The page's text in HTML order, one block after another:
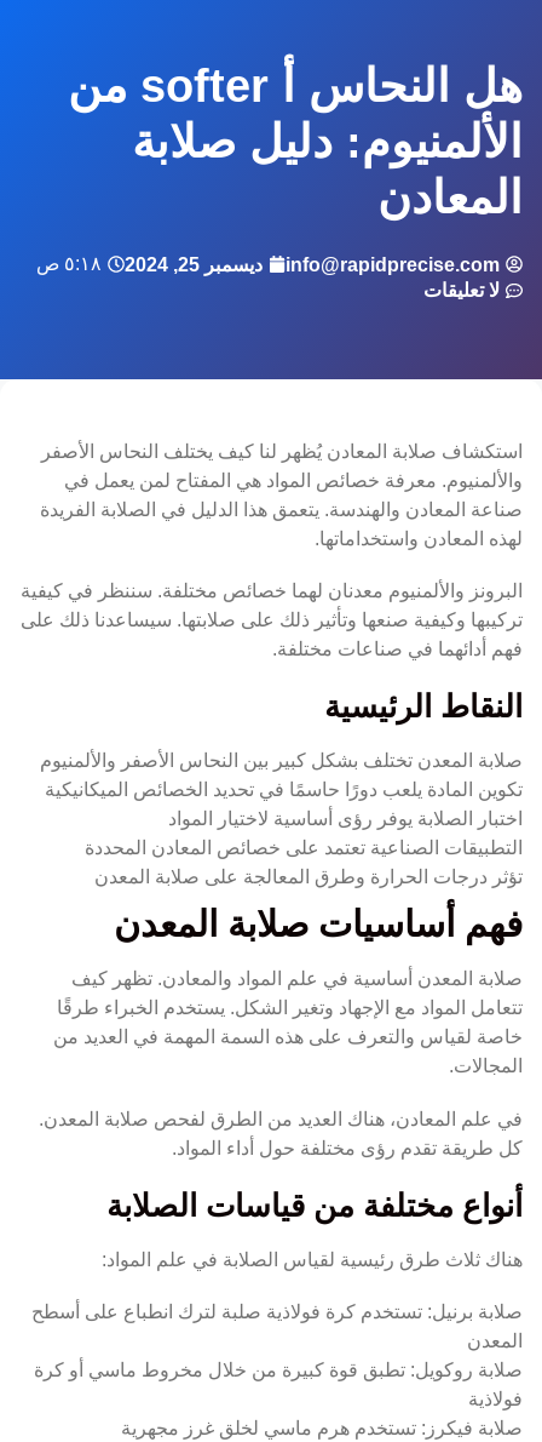
هل النحاس أ softer من
الألمنيوم: دليل صلابة
المعادن
info@rapidprecise.com ديسمبر 25, 2024
٥:١٨ ص
لا تعليقات
استكشاف صلابة المعادن يُظهر لنا كيف يختلف النحاس الأصفر
والألمنيوم. معرفة خصائص المواد هي المفتاح لمن يعمل في
صناعة المعادن والهندسة. يتعمق هذا الدليل في الصلابة الفريدة
لهذه المعادن واستخداماتها.
البرونز والألمنيوم معدنان لهما خصائص مختلفة. سننظر في كيفية
تركيبها وكيفية صنعها وتأثير ذلك على صلابتها. سيساعدنا ذلك على
فهم أدائهما في صناعات مختلفة.
النقاط الرئيسية
صلابة المعدن تختلف بشكل كبير بين النحاس الأصفر والألمنيوم
تكوين المادة يلعب دورًا حاسمًا في تحديد الخصائص الميكانيكية
اختبار الصلابة يوفر رؤى أساسية لاختيار المواد
التطبيقات الصناعية تعتمد على خصائص المعادن المحددة
تؤثر درجات الحرارة وطرق المعالجة على صلابة المعدن
فهم أساسيات صلابة المعدن
صلابة المعدن أساسية في علم المواد والمعادن. تظهر كيف
تتعامل المواد مع الإجهاد وتغير الشكل. يستخدم الخبراء طرقًا
خاصة لقياس والتعرف على هذه السمة المهمة في العديد من
المجالات.
في علم المعادن، هناك العديد من الطرق لفحص صلابة المعدن.
كل طريقة تقدم رؤى مختلفة حول أداء المواد.
أنواع مختلفة من قياسات الصلابة
هناك ثلاث طرق رئيسية لقياس الصلابة في علم المواد:
صلابة برنيل: تستخدم كرة فولاذية صلبة لترك انطباع على أسطح
المعدن
صلابة روكويل: تطبق قوة كبيرة من خلال مخروط ماسي أو كرة
فولاذية
صلابة فيكرز: تستخدم هرم ماسي لخلق غرز مجهرية